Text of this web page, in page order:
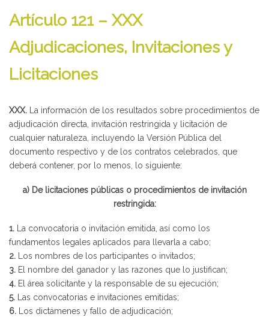
Artículo 121 – XXX
Adjudicaciones, Invitaciones y
Licitaciones
XXX.
La información de los resultados sobre procedimientos de
adjudicación directa, invitación restringida y licitación de
cualquier naturaleza, incluyendo la Versión Pública del
documento respectivo y de los contratos celebrados, que
deberá contener, por lo menos, lo siguiente:
a) De licitaciones públicas o procedimientos de invitación
restringida:
1. La convocatoria o invitación emitida, así como los
fundamentos legales aplicados para llevarla a cabo;
2. Los nombres de los participantes o invitados;
3. El nombre del ganador y las razones que lo justifican;
4. El área solicitante y la responsable de su ejecución;
5. Las convocatorias e invitaciones emitidas;
6. Los dictámenes y fallo de adjudicación;